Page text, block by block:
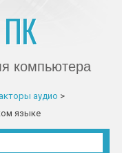
компьютера
аудио >
языке